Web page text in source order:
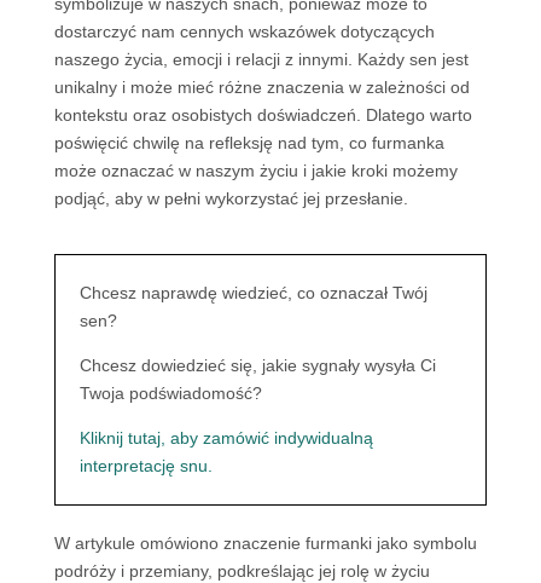
dostarczyć nam cennych wskazówek dotyczących
naszego życia, emocji i relacji z innymi. Każdy sen jest
unikalny i może mieć różne znaczenia w zależności od
kontekstu oraz osobistych doświadczeń. Dlatego warto
poświęcić chwilę na refleksję nad tym, co furmanka
może oznaczać w naszym życiu i jakie kroki możemy
podjąć, aby w pełni wykorzystać jej przesłanie.
Chcesz naprawdę wiedzieć, co oznaczał Twój
sen?
Chcesz dowiedzieć się, jakie sygnały wysyła Ci
Twoja podświadomość?
Kliknij tutaj, aby zamówić indywidualną
interpretację snu.
W artykule omówiono znaczenie furmanki jako symbolu
podróży i przemiany, podkreślając jej rolę w życiu